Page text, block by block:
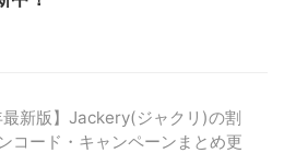
最新版】Jackery(ジャクリ)の割
コード・キャンペーンまとめ更